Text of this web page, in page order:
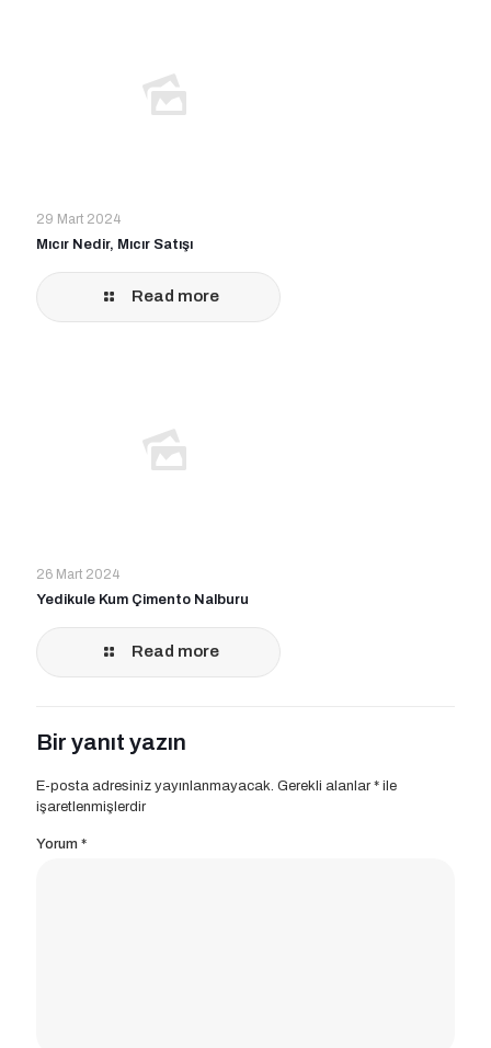
29 Mart 2024
Mıcır Nedir, Mıcır Satışı
Read more
26 Mart 2024
Yedikule Kum Çimento Nalburu
Read more
Bir yanıt yazın
E-posta adresiniz yayınlanmayacak. Gerekli alanlar * ile
işaretlenmişlerdir
Yorum *